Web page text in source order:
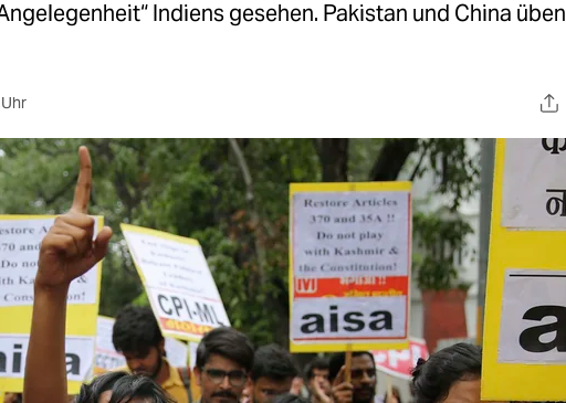
Indiens gesehen. Pakistan und China üben